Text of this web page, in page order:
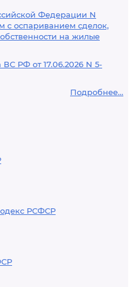
Федерации N
с оспариванием сделок,
на жилые
РФ от 17.06.2026 N 5-
Подробнее...
РСФСР